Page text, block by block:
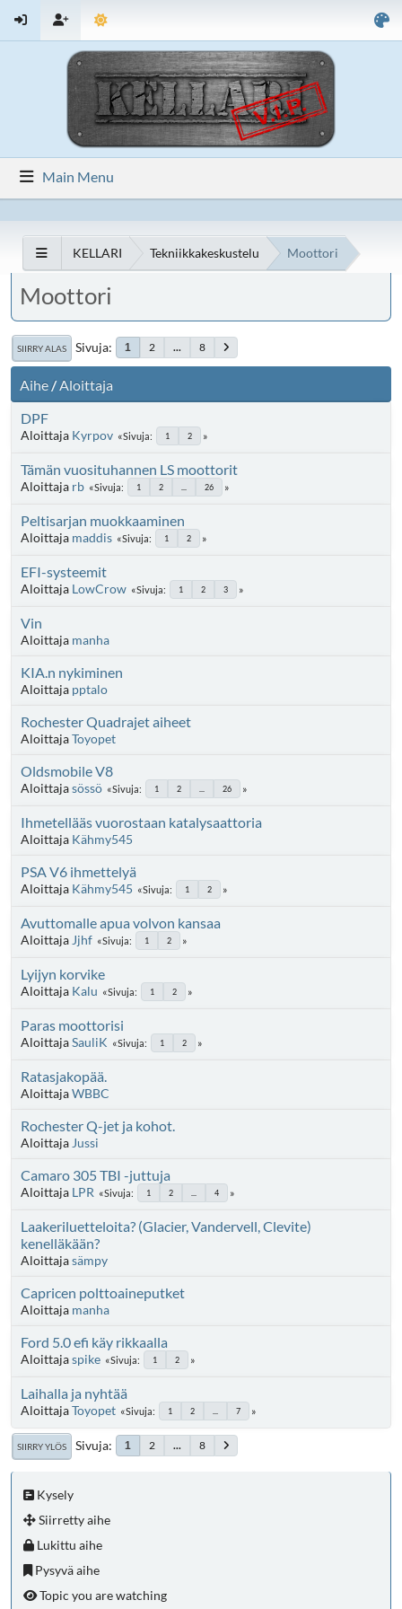
Main Menu
KELLARI Tekniikkakeskustelu Moottori
Moottori
SIIRRY ALAS Sivuja 1 2 ... 8
Aihe/Aloittaja
DPF
Aloittaja Kyrpov Sivuja 1 2
Tämän vuosituhannen LS moottorit
Aloittaja rb Sivuja 1 2 26
Peltisarjan muokkaaminen
Aloittaja maddis Sivuja 1 2
EFI-systeemit
Aloittaja LowCrow Sivuja 1 2 3
Vin
Aloittaja manha
KIA.n nykiminen
Aloittaja pptalo
Rochester Quadrajet aiheet
AloittajaToyopet
Oldsmobile V8
Aloittajasössö Sivuja 1 2 26
Ihmetellääs vuorostaan katalysaattoria
Aloittaja Kähmy545
PSA V6 ihmettelyä
Aloittaja Kähmy545 Sivuja 1 2
Avuttomalle apua volvon kansaa
Aloittaja Jjhf Sivuja 1 2
Lyijyn korvike
Aloittaja Kalu Sivuja 1 2
Paras moottorisi
AloittajaSauliK Sivuja 1 2
Ratasjakopää.
AloittajaWBBC
Rochester Q-jet ja kohot.
Aloittaja Jussi
Camaro 305 TBI -juttuja
Aloittaja LPR Sivuja 1 2 4
Laakeriluetteloita? (Glacier, Vandervell, Clevite)
kenelläkään?
Aloittajasämpy
Capricen polttoaineputket
Aloittaja manha
Ford 5.0 efi käy rikkaalla
Aloittajaspike Sivuja 1 2
Laihalla ja nyhtää
AloittajaToyopet Sivuja 1 2 7
SIIRRY YLÖS Sivuja 1 2 ... 8
Kysely
Siirretty aihe
Lukittu aihe
Pysyvä aihe
Topic you are watching